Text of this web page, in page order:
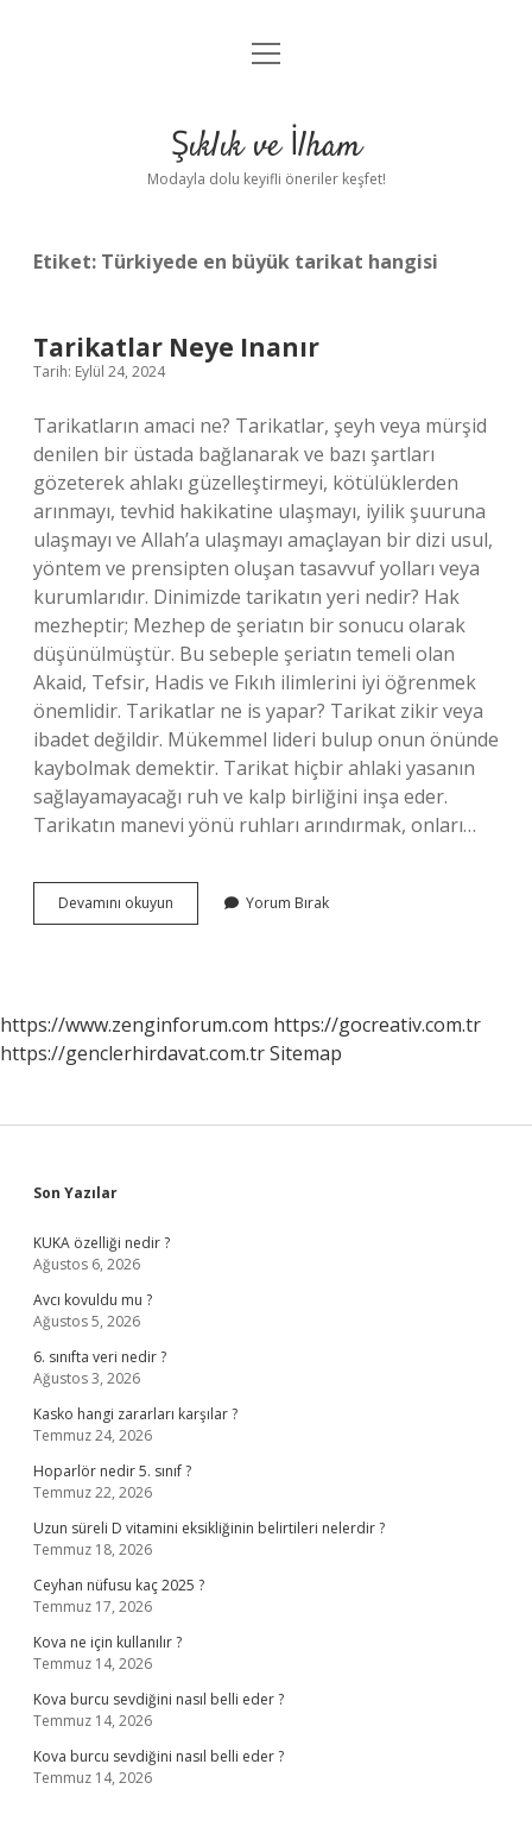
Anasayfa
Yasal Uyarı
menüyü
Şıklık ve İlham
Modayla dolu keyifli öneriler keşfet!
Etiket: Türkiyede en büyük tarikat hangisi
Tarikatlar Neye Inanır
Tarih: Eylül 24, 2024
Tarikatların amaci ne? Tarikatlar, şeyh veya mürşid
denilen bir üstada bağlanarak ve bazı şartları
gözeterek ahlakı güzelleştirmeyi, kötülüklerden
arınmayı, tevhid hakikatine ulaşmayı, iyilik şuuruna
ulaşmayı ve Allah’a ulaşmayı amaçlayan bir dizi usul,
yöntem ve prensipten oluşan tasavvuf yolları veya
kurumlarıdır. Dinimizde tarikatın yeri nedir? Hak
mezheptir; Mezhep de şeriatın bir sonucu olarak
düşünülmüştür. Bu sebeple şeriatın temeli olan
Akaid, Tefsir, Hadis ve Fıkıh ilimlerini iyi öğrenmek
önemlidir. Tarikatlar ne is yapar? Tarikat zikir veya
ibadet değildir. Mükemmel lideri bulup onun önünde
kaybolmak demektir. Tarikat hiçbir ahlaki yasanın
sağlayamayacağı ruh ve kalp birliğini inşa eder.
Tarikatın manevi yönü ruhları arındırmak, onları…
Devamını okuyun Tarikatlar
Neye
Yorum Bırak
https://www.zenginforum.com https://gocreativ.com.tr
https://genclerhirdavat.com.trSitemap
Sidebar
Son Yazılar
KUKA özelliği nedir ?
Ağustos 6, 2026
Avcı kovuldu mu ?
Ağustos 5, 2026
6. sınıfta veri nedir ?
Ağustos 3, 2026
Kasko hangi zararları karşılar ?
Temmuz 24, 2026
Hoparlör nedir 5. sınıf ?
Temmuz 22, 2026
Uzun süreli D vitamini eksikliğinin belirtileri nelerdir ?
Temmuz 18, 2026
Ceyhan nüfusu kaç 2025 ?
Temmuz 17, 2026
Kova ne için kullanılır ?
Temmuz 14, 2026
Kova burcu sevdiğini nasıl belli eder ?
Temmuz 14, 2026
Kova burcu sevdiğini nasıl belli eder ?
Temmuz 14, 2026